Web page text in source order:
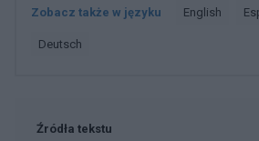
Zobacz także w języku english
deutsch
Źródła tekstu